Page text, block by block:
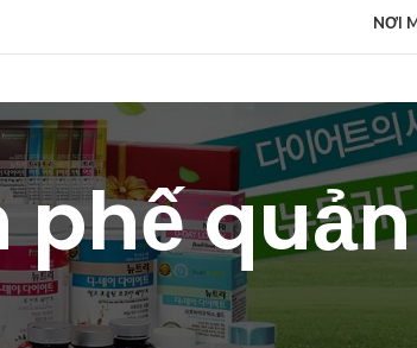
NƠI
phế quản